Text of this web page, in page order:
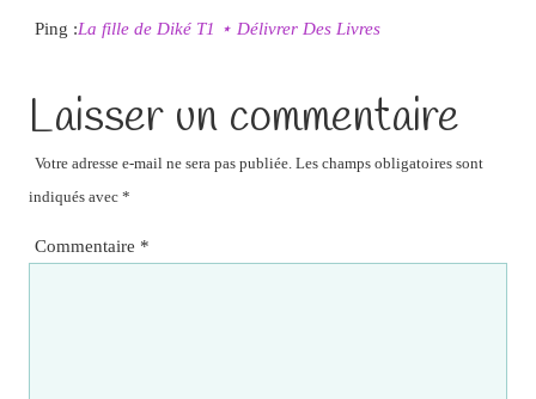
Ping :La fille de Diké T1 ⋆ Délivrer Des Livres
Laisser un commentaire
Votre adresse e-mail ne sera pas publiée. Les champs obligatoires sont
indiqués avec *
Commentaire *